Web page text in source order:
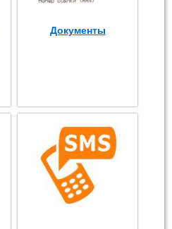
Документы